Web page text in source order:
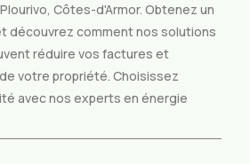
Côtes-d'Armor. Obtenez un
découvrez comment nos solutions
réduire vos factures et
votre propriété. Choisissez
avec nos experts en énergie